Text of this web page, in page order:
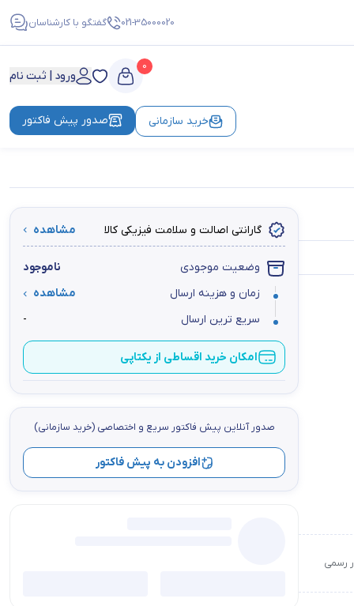
021-35000020 گفتگو با کارشناسان
0
ورود | ثبت نام
خرید سازمانی صدور پیش فاکتور
رسمی
گارانتی اصالت و سلامت فیزیکی کالا مشاهده
وضعیت موجودی
ناموجود
زمان و هزینه ارسال
مشاهده
سریع ترین ارسال
-
امکان خرید اقساطی از یکتاپی
صدور آنلاین پيش فاكتور سریع و اختصاصي (خرید سازمانی)
افزودن به پیش فاکتور